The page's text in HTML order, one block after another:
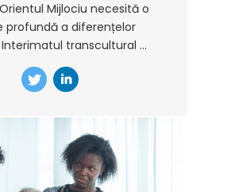
Mijlociu necesită o
profundă a diferențelor
transcultural ...